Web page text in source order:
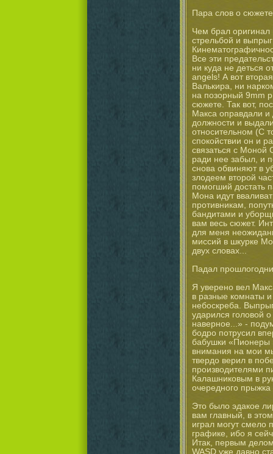
Пара слов о сюжете
Чем брал оригинал
стрельбой и
Все эти
ни куда не деться
angels! А вот
Валькира, ни
на позорный 9mm
сюжете. Так вот,
Макса оправдали
должности и
относительном (С
спокойствии он и
связаться с Моной
ради нее забыл, и
снова обвиняют в
злодеем второй
помогший достать
Мона идут
противникам,
бандитами и
вам весь сюжет.
для меня
миссий в шкурке
двух словах...
Падал
Я уверено вел
в разные комнаты
небоскреба.
ударился головой
наверное...» -
бодро потрусил
бабушки «Пионеры
внимания на мои
твердо верил в
производителями
Калашниковым в
очередного
Это было эдакое
вам главный, в
играл могут смело
графике, ибо я
Итак, первым
WASD уже давно